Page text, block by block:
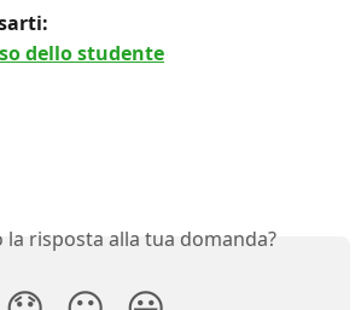
dello studente
la risposta alla tua domanda?